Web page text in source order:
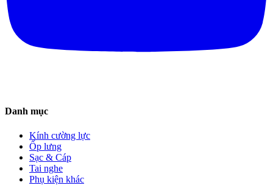
Danh mục
Kính cường lực
Ốp lưng
Sạc & Cáp
Tai nghe
Phụ kiện khác